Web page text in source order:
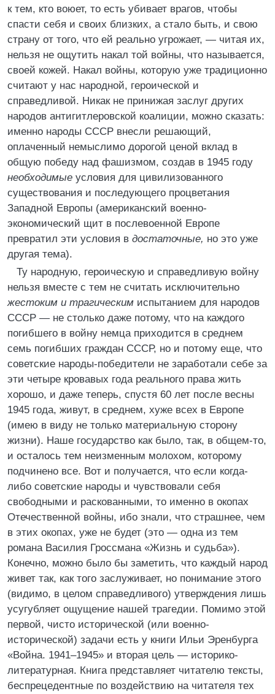
к тем, кто воюет, то есть убивает врагов, чтобы
спасти себя и своих близких, а стало быть, и свою
страну от того, что ей реально угрожает, — читая их,
нельзя не ощутить накал той войны, что называется,
своей кожей. Накал войны, которую уже традиционно
считают у нас народной, героической и
справедливой. Никак не принижая заслуг других
народов антигитлеровской коалиции, можно сказать:
именно народы СССР внесли решающий,
оплаченный немыслимо дорогой ценой вклад в
общую победу над фашизмом, создав в 1945 году
необходимые условия для цивилизованного
существования и последующего процветания
Западной Европы (американский военно-
экономический щит в послевоенной Европе
превратил эти условия в достаточные, но это уже
другая тема).
Ту народную, героическую и справедливую войну
нельзя вместе с тем не считать исключительно
жестоким и трагическим испытанием для народов
СССР — не столько даже потому, что на каждого
погибшего в войну немца приходится в среднем
семь погибших граждан СССР, но и потому еще, что
советские народы-победители не заработали себе за
эти четыре кровавых года реального права жить
хорошо, и даже теперь, спустя 60 лет после весны
1945 года, живут, в среднем, хуже всех в Европе
(имею в виду не только материальную сторону
жизни). Наше государство как было, так, в общем-то,
и осталось тем неизменным молохом, которому
подчинено все. Вот и получается, что если когда-
либо советские народы и чувствовали себя
свободными и раскованными, то именно в окопах
Отечественной войны, ибо знали, что страшнее, чем
в этих окопах, уже не будет (это — одна из тем
романа Василия Гроссмана «Жизнь и судьба»).
Конечно, можно было бы заметить, что каждый народ
живет так, как того заслуживает, но понимание этого
(видимо, в целом справедливого) утверждения лишь
усугубляет ощущение нашей трагедии. Помимо этой
первой, чисто исторической (или военно-
исторической) задачи есть у книги Ильи Эренбурга
«Война. 1941–1945» и вторая цель — историко-
литературная. Книга представляет читателю тексты,
беспрецедентные по воздействию на читателя тех